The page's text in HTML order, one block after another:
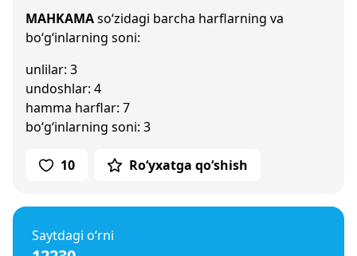
MAHKAMAso‘zidagi barcha harflarning va
bo‘g‘inlarning soni:
unlilar: 3
undoshlar: 4
hamma harflar: 7
bo‘g‘inlarning soni: 3
10 Ro‘yxatga qo‘shish
Saytdagi o‘rni